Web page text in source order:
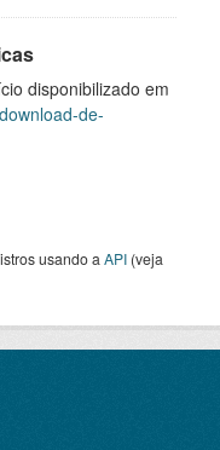
disponibilizado em
de-
usando a API (veja